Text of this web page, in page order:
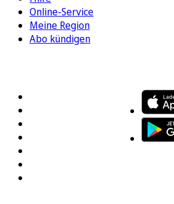
Online-Service
Meine Region
Abo kündigen